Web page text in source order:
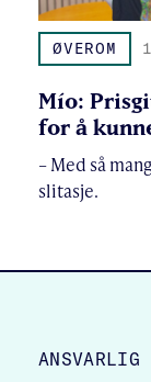
ØVEROM
Mío:
for å
– Med så
slitasje.
SITE FOOTER
ANSVARLIG